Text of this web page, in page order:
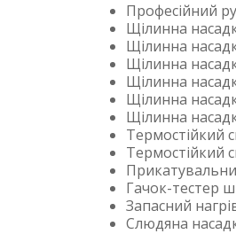
Професійний
Щілинна
Щілинна
Щілинна
Щілинна
Щілинна
Щілинна
Термостійкий
Термостійкий
Гачок-тестер
Запасний
Слюдяна